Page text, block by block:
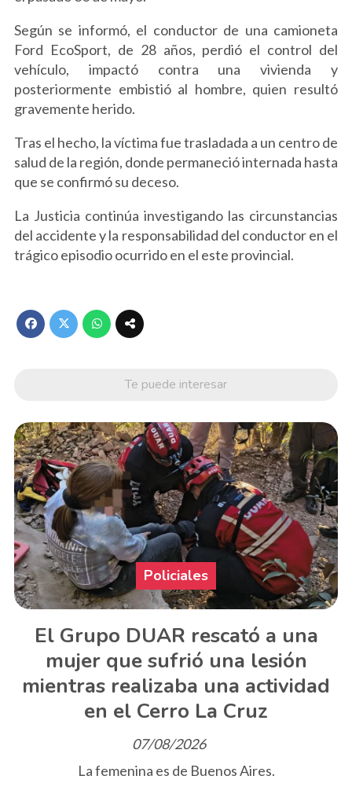
Según se informó, el conductor de una camioneta
Ford EcoSport, de 28 años, perdió el control del
vehículo, impactó contra una vivienda y
posteriormente embistió al hombre, quien resultó
gravemente herido.
Tras el hecho, la víctima fue trasladada a un centro de
salud de la región, donde permaneció internada hasta
que se confirmó su deceso.
La Justicia continúa investigando las circunstancias
del accidente y la responsabilidad del conductor en el
trágico episodio ocurrido en el este provincial.
Te puede interesar
El Grupo DUAR rescató a una
mujer que sufrió una lesión
mientras realizaba una actividad
en el Cerro La Cruz
Policiales
07/08/2026
La femenina es de Buenos Aires.